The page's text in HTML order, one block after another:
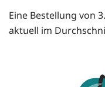
Eine Bestellung von
aktuell im